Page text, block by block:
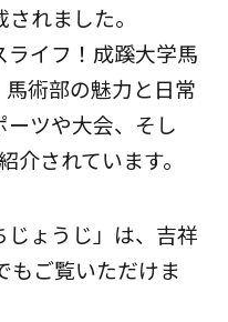
れました。
ライフ！成蹊大学馬
術部の魅力と日常
ツや大会、そし
介されています。
ょうじ」は、吉祥
もご覧いただけま